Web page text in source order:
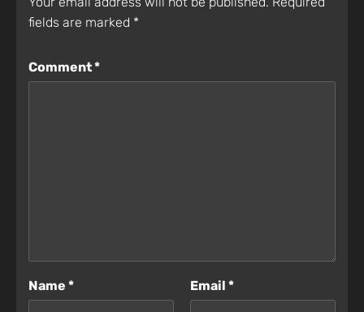
fields are marked *
Comment*
Name * Email *